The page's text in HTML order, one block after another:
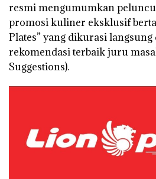
resmi mengumumkan
promosi kuliner eksklusif
Plates” yang dikurasi
rekomendasi terbaik juru
Suggestions).